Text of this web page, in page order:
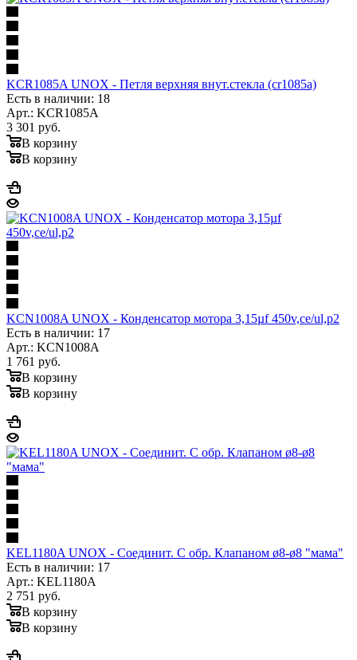
KCR1085A UNOX - Петля верхняя внут.стекла (cr1085a)
Есть в наличии: 18
Арт.: KCR1085A
3 301 руб.
В корзину
В корзину
KCN1008A UNOX - Конденсатор мотора 3,15µf 450v,ce/ul,p2
Есть в наличии: 17
Арт.: KCN1008A
1 761 руб.
В корзину
В корзину
KEL1180A UNOX - Соединит. С обр. Клапаном ø8-ø8 "мама"
Есть в наличии: 17
Арт.: KEL1180A
2 751 руб.
В корзину
В корзину